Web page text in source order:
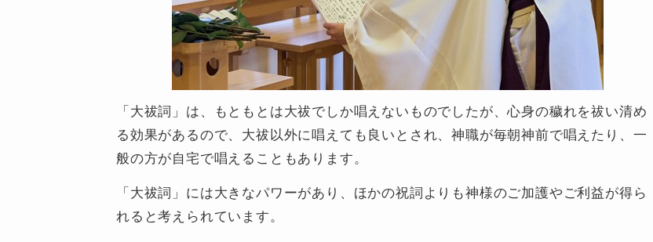
「大祓詞」は、もともとは大祓でしか唱えないものでしたが、心身の穢れを祓い清め
る効果があるので、大祓以外に唱えても良いとされ、神職が毎朝神前で唱えたり、一
般の方が自宅で唱えることもあります。
「大祓詞」には大きなパワーがあり、ほかの祝詞よりも神様のご加護やご利益が得ら
れると考えられています。